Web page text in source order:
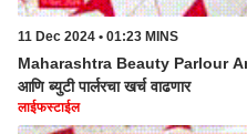
11 Dec 2024 • 01:23 MINS
Maharashtra Beauty Parlour
आणि ब्युटी पार्लरचा खर्च वाढणार
लाईफस्टाईल